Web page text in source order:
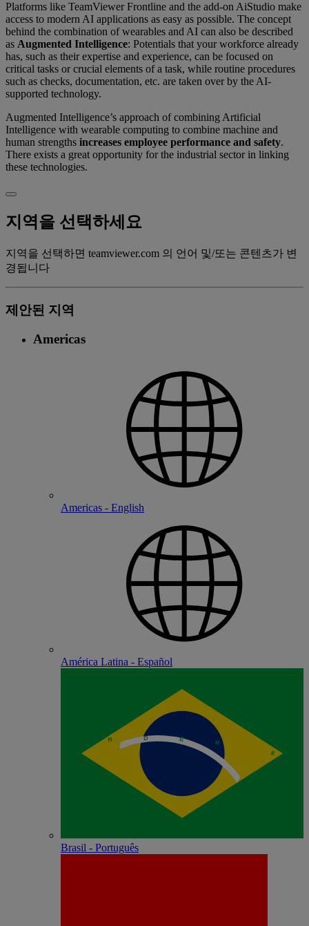
Platforms like TeamViewer Frontline and the add-on AiStudio make
access to modern AI applications as easy as possible. The concept
behind the combination of wearables and AI can also be described
as Augmented Intelligence: Potentials that your workforce already
has, such as their expertise and experience, can be focused on
critical tasks or crucial elements of a task, while routine procedures
such as checks, documentation, etc. are taken over by the AI-
supported technology.
Augmented Intelligence’s approach of combining Artificial
Intelligence with wearable computing to combine machine and
human strengths increases employee performance and safety.
There exists a great opportunity for the industrial sector in linking
these technologies.
지역을 선택하세요
지역을 선택하면 teamviewer.com 의 언어 및/또는 콘텐츠가 변
경됩니다
제안된 지역
Americas
Americas - English
América Latina - Español
Brasil - Português